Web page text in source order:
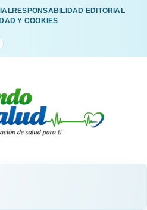
RESPONSABILIDAD EDITORIAL
Y COOKIES